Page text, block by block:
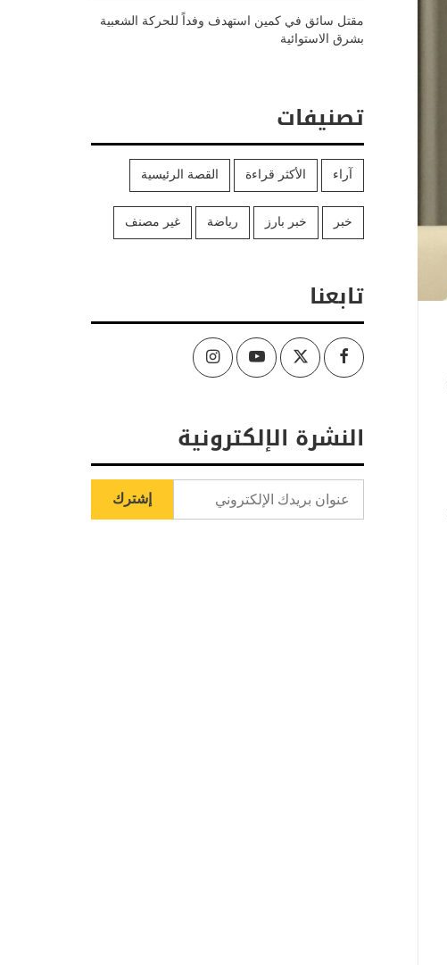
مقتل سائق في كمين استهدف وفداً للحركة الشعبية
بشرق الاستوائية
تصنيفات
آراء الأكثر قراءة القصة الرئيسية
خبر خبر بارز رياضة غير مصنف
تابعنا
Facebook
Twitter
Youtube
Instagram
النشرة الإلكترونية